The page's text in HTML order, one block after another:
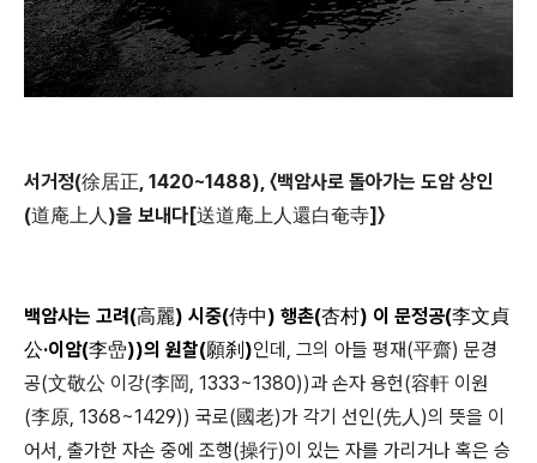
서거정(徐居正, 1420~1488), 〈백암사로 돌아가는 도암 상인
(道庵上人)을 보내다[送道庵上人還白奄寺]〉
백암사는 고려(高麗) 시중(侍中) 행촌(杏村) 이 문정공(李文貞
公·이암(李嵒))의 원찰(願刹)인데, 그의 아들 평재(平齋) 문경
공(文敬公 이강(李岡, 1333~1380))과 손자 용헌(容軒 이원
(李原, 1368~1429)) 국로(國老)가 각기 선인(先人)의 뜻을 이
어서, 출가한 자손 중에 조행(操行)이 있는 자를 가리거나 혹은 승